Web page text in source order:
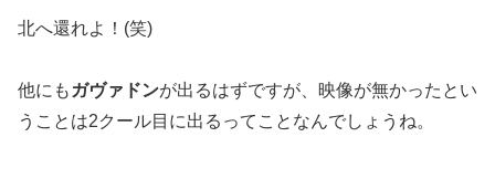
北へ還れよ！(笑)
他にも ガヴァドンが出るはずですが、映像が無かったとい
うことは2クール目に出るってことなんでしょうね。